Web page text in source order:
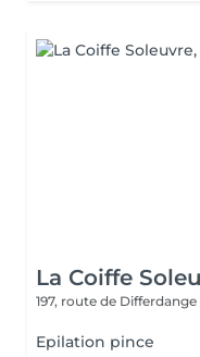
La Coiffe
197, route de Differdange
Epilation pince